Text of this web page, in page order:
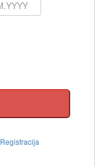
Registracija